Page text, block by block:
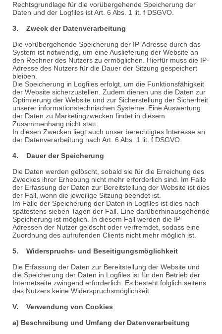
Rechtsgrundlage für die vorübergehende Speicherung der
Daten und der Logfiles ist Art. 6 Abs. 1 lit. f DSGVO.
3. Zweck der Datenverarbeitung
Die vorübergehende Speicherung der IP-Adresse durch das
System ist notwendig, um eine Auslieferung der Website an
den Rechner des Nutzers zu ermöglichen. Hierfür muss die IP-
Adresse des Nutzers für die Dauer der Sitzung gespeichert
bleiben.
Die Speicherung in Logfiles erfolgt, um die Funktionsfähigkeit
der Website sicherzustellen. Zudem dienen uns die Daten zur
Optimierung der Website und zur Sicherstellung der Sicherheit
unserer informationstechnischen Systeme. Eine Auswertung
der Daten zu Marketingzwecken findet in diesem
Zusammenhang nicht statt.
In diesen Zwecken liegt auch unser berechtigtes Interesse an
der Datenverarbeitung nach Art. 6 Abs. 1 lit. f DSGVO.
4. Dauer der Speicherung
Die Daten werden gelöscht, sobald sie für die Erreichung des
Zweckes ihrer Erhebung nicht mehr erforderlich sind. Im Falle
der Erfassung der Daten zur Bereitstellung der Website ist dies
der Fall, wenn die jeweilige Sitzung beendet ist.
Im Falle der Speicherung der Daten in Logfiles ist dies nach
spätestens sieben Tagen der Fall. Eine darüberhinausgehende
Speicherung ist möglich. In diesem Fall werden die IP-
Adressen der Nutzer gelöscht oder verfremdet, sodass eine
Zuordnung des aufrufenden Clients nicht mehr möglich ist.
5. Widerspruchs- und Beseitigungsmöglichkeit
Die Erfassung der Daten zur Bereitstellung der Website und
die Speicherung der Daten in Logfiles ist für den Betrieb der
Internetseite zwingend erforderlich. Es besteht folglich seitens
des Nutzers keine Widerspruchsmöglichkeit.
V. Verwendung von Cookies
a) Beschreibung und Umfang der Datenverarbeitung